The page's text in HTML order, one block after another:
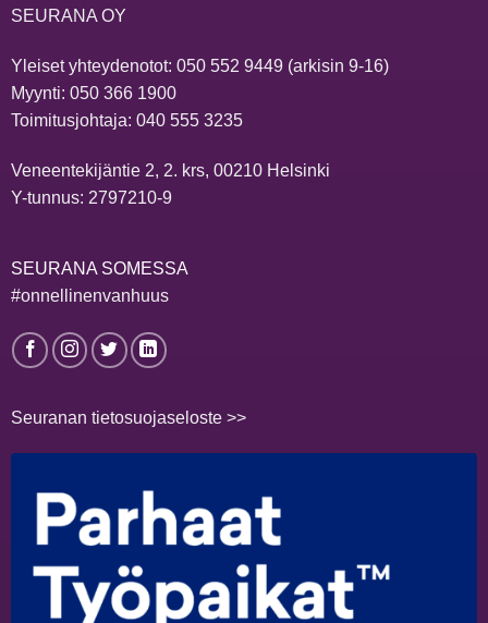
SEURANA OY
Yleiset yhteydenotot: 050 552 9449(arkisin 9-16)
Myynti: 050 366 1900
Toimitusjohtaja: 040 555 3235
Veneentekijäntie 2, 2. krs, 00210 Helsinki
Y-tunnus: 2797210-9
SEURANA SOMESSA
#onnellinenvanhuus
Seuranan tietosuojaseloste >>